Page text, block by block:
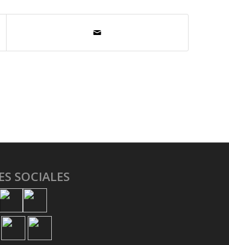
SOCIALES